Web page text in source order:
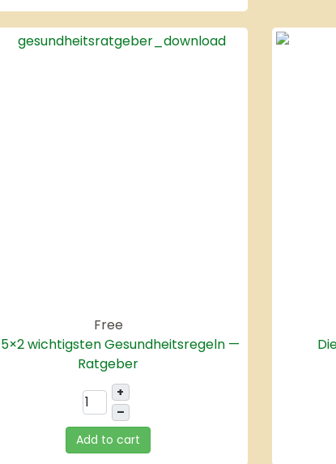
Free
5×2 wichtigsten Gesundheitsregeln —
Ratgeber
+
–
Add to cart